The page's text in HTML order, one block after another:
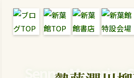
Senryu Magazine